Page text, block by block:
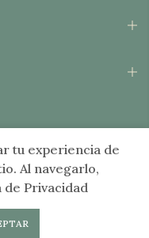
reservados. Sitio por
gr
tu experiencia de
Al navegarlo,
de Privacidad